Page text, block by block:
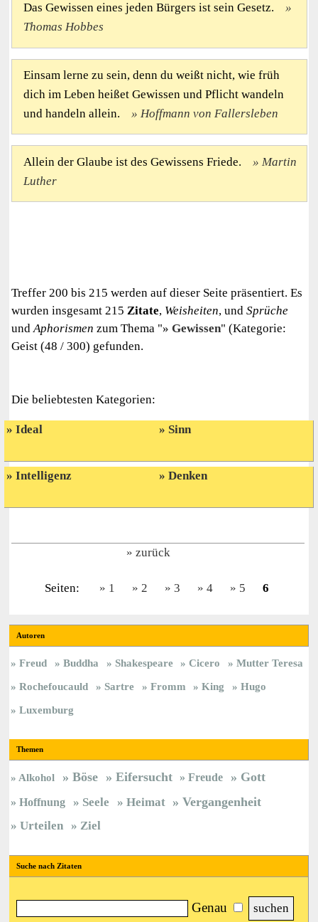
Das Gewissen eines jeden Bürgers ist sein Gesetz.
Thomas Hobbes
Einsam lerne zu sein, denn du weißt nicht, wie früh
dich im Leben heißet Gewissen und Pflicht wandeln
und handeln allein.
Hoffmann von Fallersleben
Allein der Glaube ist des Gewissens Friede.
Martin
Luther
Treffer 200 bis 215 werden auf dieser Seite präsentiert. Es
wurden insgesamt 215Zitate, Weisheiten, undSprüche
undAphorismen zum Thema " Gewissen" (Kategorie:
Geist (48 / 300) gefunden.
Die beliebtesten Kategorien:
Ideal
Intelligenz
Sinn
Denken
zurück
Seiten: 1 2 3 4 5 6
Autoren
Freud Buddha Shakespeare Cicero
Mutter Teresa
Rochefoucauld
Sartre Fromm King
Hugo
Luxemburg
Themen
Alkohol Böse Eifersucht Freude Gott
Hoffnung Seele Heimat Vergangenheit
Urteilen Ziel
Suche nach Zitaten
Genau